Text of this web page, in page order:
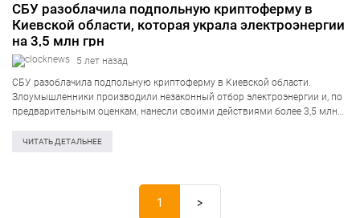
СБУ разоблачила подпольную криптоферму в
Киевской области, которая украла электроэнергии
на 3,5 млн грн
5 лет назад
СБУ разоблачила подпольную криптоферму в Киевской области.
Злоумышленники производили незаконный отбор электроэнергии и, по
предварительным оценкам, нанесли своими действиями более 3,5 млн
Украины. «Установлено, что противоправную деятельность
ЧИТАТЬ ДЕТАЛЬНЕЕ
1 >